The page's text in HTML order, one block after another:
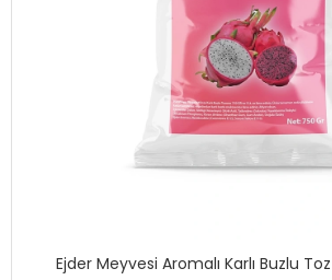
Ejder Meyvesi Aromalı Karlı Buzlu Toz